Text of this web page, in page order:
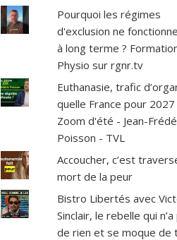
Pourquoi les régimes
d'exclusion ne
à long terme ?
Physio sur rgnr.tv
Euthanasie, trafic
quelle France pour 2027
Zoom d'été - Jean-
Poisson - TVL
Accoucher, c’est
mort de la peur
Bistro Libertés avec
Sinclair, le rebelle qui
de rien et se moque de